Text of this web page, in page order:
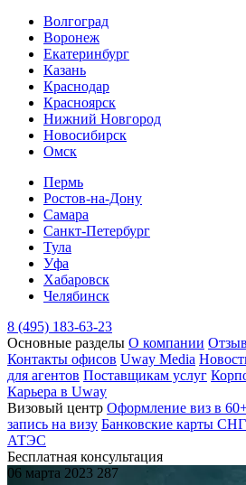
Волгоград
Воронеж
Екатеринбург
Казань
Краснодар
Красноярск
Нижний Новгород
Новосибирск
Омск
Пермь
Ростов-на-Дону
Самара
Санкт-Петербург
Тула
Уфа
Хабаровск
Челябинск
8 (495) 183-63-23
Основные разделы О компании
Контакты офисов Uway Media
для агентов Поставщикам услуг
Карьера в Uway
Визовый центр Оформление виз в
запись на визу Банковские карты СНГ
АТЭС
Бесплатная консультация
06 марта 2023 287